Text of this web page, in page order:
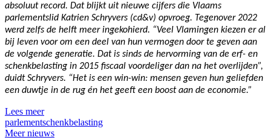
absoluut record. Dat blijkt uit nieuwe cijfers die Vlaams
parlementslid Katrien Schryvers (cd&v) opvroeg. Tegenover 2022
werd zelfs de helft meer ingekohierd. “Veel Vlamingen kiezen er al
bij leven voor om een deel van hun vermogen door te geven aan
de volgende generatie. Dat is sinds de hervorming van de erf- en
schenkbelasting in 2015 fiscaal voordeliger dan na het overlijden”,
duidt Schryvers. “Het is een win-win: mensen geven hun geliefden
een duwtje in de rug én het geeft een boost aan de economie.”
Lees meer
parlementschenkbelasting
Meer nieuws